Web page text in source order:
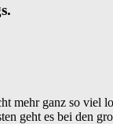
ganz so viel
geht es bei den